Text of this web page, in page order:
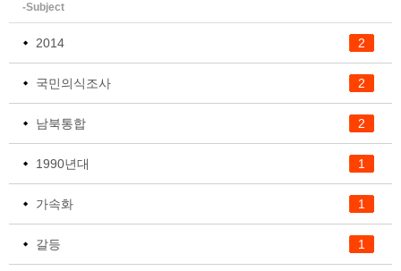
-Subject
2
2014
2
국민의식조사
2
남북통합
1
1990년대
1
가속화
1
갈등